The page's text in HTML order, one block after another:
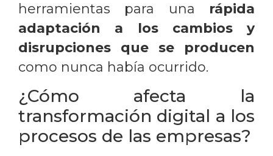
herramientas para una rápida
adaptación a los cambios y
disrupciones que se producen
como nunca había ocurrido.
¿Cómo afecta la
transformación digital a los
procesos de las empresas?